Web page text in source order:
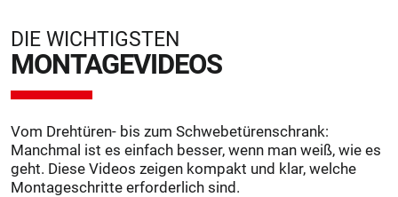
DIE WICHTIGSTEN
MONTAGEVIDEOS
Vom Drehtüren- bis zum Schwebetürenschrank:
Manchmal ist es einfach besser, wenn man weiß, wie es
geht. Diese Videos zeigen kompakt und klar, welche
Montageschritte erforderlich sind.